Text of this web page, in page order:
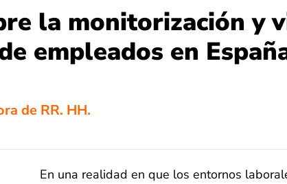
la monitorización y
empleados en
de RR. HH.
En una realidad en que los entornos